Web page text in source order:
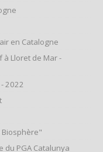
en Catalogne
à Lloret de Mar -
2022
Biosphère"
du PGA Catalunya